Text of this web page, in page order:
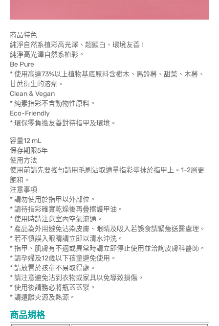
商品特色
純淨自然系植彩高光澤、超顯白、環境友善 !
純淨高光澤自然系植彩。
Be Pure
* 使用高達73%以上植物基底原料含樹木、馬鈴薯、甜菜、木薯、
甘蔗衍生的溶劑。
Clean & Vegan
* 純素指彩不含動物性原料。
Eco-Friendly
* 環保零負擔友善對待指甲及環境。
容量12 mL
保存期限5年
使用方法
使用前請先要搖勻請用毛刷沾取適量指彩塗抹於指甲上。1-2層更
飽和。
注意事項
* 請勿使用於指甲以外部位。
* 請待指彩確實乾燥後再疊擦護甲油。
* 使用時請注意室內空氣流通。
* 產品為外用避免沾染皮膚、眼睛及吸入若誤食請緊急送醫處理。
* 若不慎誤入眼睛請立即以清水沖洗。
* 指甲、肌膚有不適或異常時請立即停止使用並洽詢皮膚科醫師。
* 請孕婦及12歲以下孩童避免使用。
* 請放置於孩童不易取得處。
* 請注意避免沾到衣物或家具以免導致損傷。
* 使用後請務必將瓶蓋蓋緊。
* 請遠離火源及熱源。
商品規格